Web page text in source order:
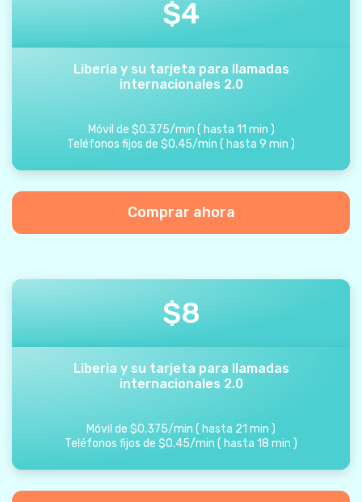
$4
Liberia y su tarjeta para llamadas
internacionales 2.0
Móvil de $0.375/min ( hasta 11 min )
Teléfonos fijos de $0.45/min ( hasta 9 min )
Comprar ahora
$8
Liberia y su tarjeta para llamadas
internacionales 2.0
Móvil de $0.375/min ( hasta 21 min )
Teléfonos fijos de $0.45/min ( hasta 18 min )